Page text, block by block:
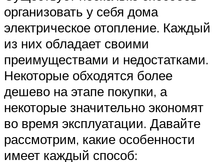
организовать у себя дома
электрическое отопление. Каждый
из них обладает своими
преимуществами и недостатками.
Некоторые обходятся более
дешево на этапе покупки, а
некоторые значительно экономят
во время эксплуатации. Давайте
рассмотрим, какие особенности
имеет каждый способ: